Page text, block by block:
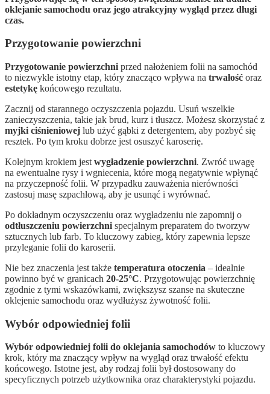
oklejanie samochodu oraz jego atrakcyjny wygląd przez długi
czas.
Przygotowanie powierzchni
Przygotowanie powierzchni przed nałożeniem folii na samochód
to niezwykle istotny etap, który znacząco wpływa na trwałość oraz
estetykę końcowego rezultatu.
Zacznij od starannego oczyszczenia pojazdu. Usuń wszelkie
zanieczyszczenia, takie jak brud, kurz i tłuszcz. Możesz skorzystać z
myjki ciśnieniowej lub użyć gąbki z detergentem, aby pozbyć się
resztek. Po tym kroku dobrze jest osuszyć karoserię.
Kolejnym krokiem jest wygładzenie powierzchni. Zwróć uwagę
na ewentualne rysy i wgniecenia, które mogą negatywnie wpłynąć
na przyczepność folii. W przypadku zauważenia nierówności
zastosuj masę szpachlową, aby je usunąć i wyrównać.
Po dokładnym oczyszczeniu oraz wygładzeniu nie zapomnij o
odtłuszczeniu powierzchni specjalnym preparatem do tworzyw
sztucznych lub farb. To kluczowy zabieg, który zapewnia lepsze
przyleganie folii do karoserii.
Nie bez znaczenia jest także temperatura otoczenia – idealnie
powinno być w granicach 20-25°C. Przygotowując powierzchnię
zgodnie z tymi wskazówkami, zwiększysz szanse na skuteczne
oklejenie samochodu oraz wydłużysz żywotność folii.
Wybór odpowiedniej folii
Wybór odpowiedniej folii do oklejania samochodów to kluczowy
krok, który ma znaczący wpływ na wygląd oraz trwałość efektu
końcowego. Istotne jest, aby rodzaj folii był dostosowany do
specyficznych potrzeb użytkownika oraz charakterystyki pojazdu.